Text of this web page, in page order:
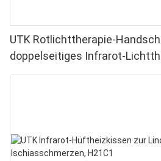
UTK Rotlichttherapie-
doppelseitiges Infrarot-
Linderung von Finger- und